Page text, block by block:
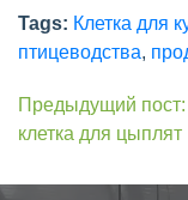
Tags: Клетка для
птицеводства,
Предыдущий пост:
клетка для цыплят